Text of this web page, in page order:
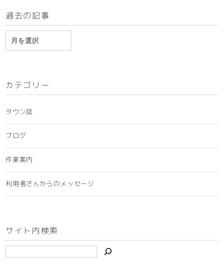
過去の記事
ア
ー
イ
カテゴリー
タウン誌
ブログ
作業案内
利用者さんからのメッセージ
サイト内検索